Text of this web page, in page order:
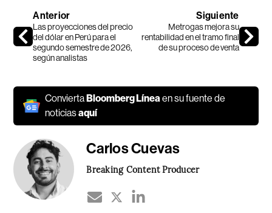
Anterior
Las proyecciones del precio
del dólar en Perú para el
segundo semestre de 2026,
según analistas
Siguiente
Metrogas mejora su
rentabilidad en el tramo final
de su proceso de venta
ConviertaBloomberg Líneaen su fuente de
noticiasaquí
Carlos Cuevas
Breaking Content Producer